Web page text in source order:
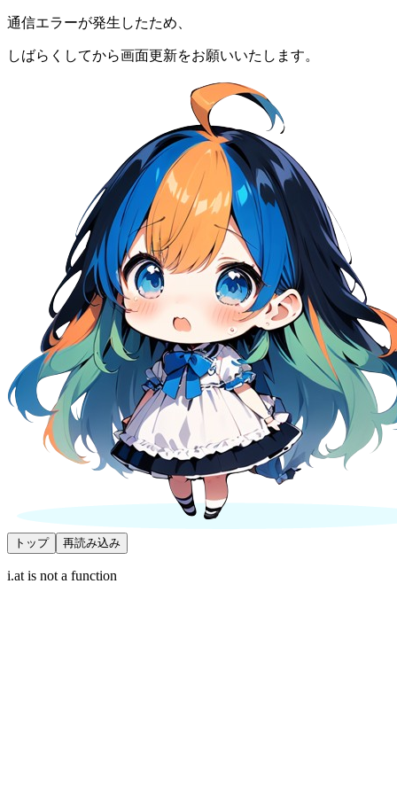
通信エラーが発生したため、
しばらくしてから画面更新をお願いいたします。
トップ 再読み込み
i.at is not a function